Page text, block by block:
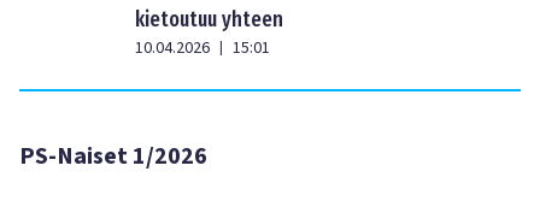
kietoutuu yhteen
10.04.2026 | 15:01
PS-Naiset 1/2026